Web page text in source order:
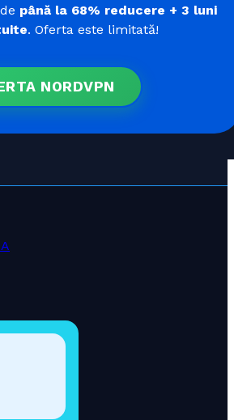
până la 68% reducere + 3 luni
. Oferta este limitată!
NORDVPN